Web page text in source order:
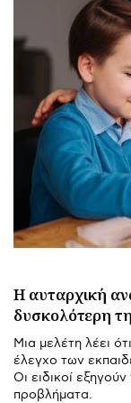
Η αυταρχική
δυσκολότερη
Μια μελέτη λέει
έλεγχο των
Οι ειδικοί
προβλήματα.